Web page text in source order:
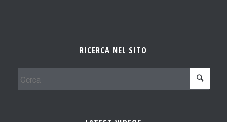
RICERCA NEL SITO